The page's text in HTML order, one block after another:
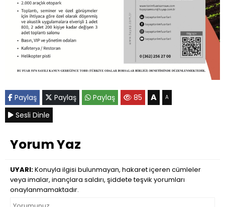
Paylaş Paylaş Paylaş 85 A A
Sesli Dinle
Yorum Yaz
UYARI:Konuyla ilgisi bulunmayan, hakaret içeren cümleler
veya imalar, inançlara saldırı, şiddete teşvik yorumları
onaylanmamaktadır.